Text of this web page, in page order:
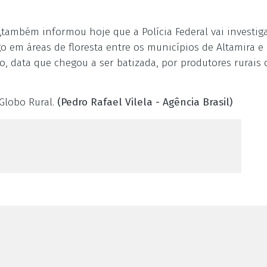
informou hoje que a Polícia Federal vai
áreas de floresta entre os municípios de Altamira e
data que chegou a ser batizada, por produtores rurais
Rural. (Pedro Rafael Vilela - Agência Brasil)